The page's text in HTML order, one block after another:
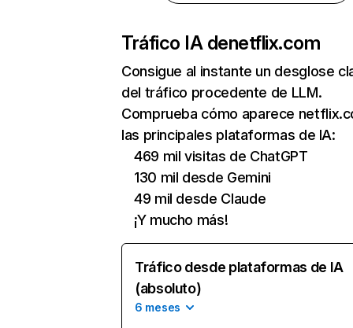
Tráfico IA denetflix.com
Consigue al instante un desglose
del tráfico procedente de LLM.
Comprueba cómo aparece
las principales plataformas de IA:
469 mil visitas de ChatGPT
130 mil desde Gemini
49 mil desde Claude
¡Y mucho más!
Tráfico desde plataformas de IA
(absoluto)
6 meses